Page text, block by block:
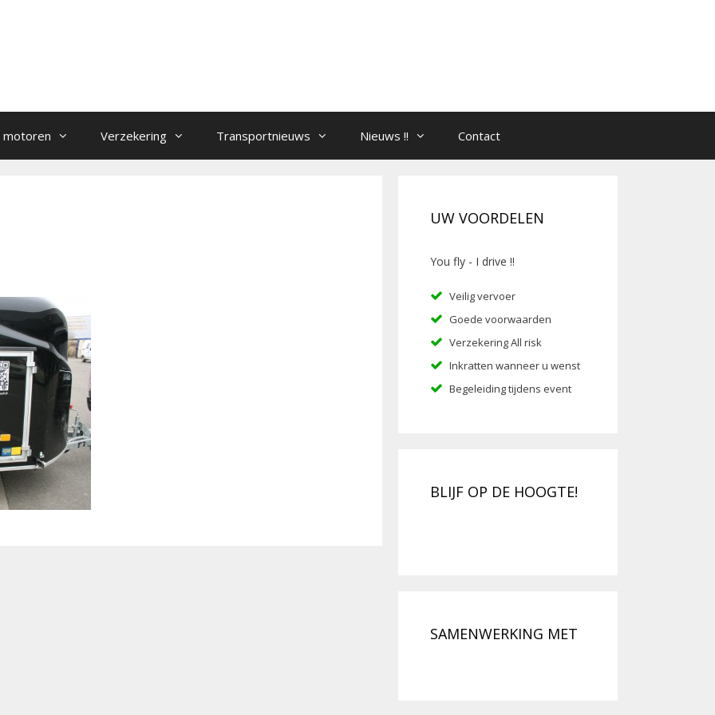
Verzekering Transportnieuws Nieuws !! Contact
UW VOORDELEN
You fly - I drive !!
Veilig vervoer
Goede voorwaarden
Verzekering All risk
Inkratten wanneer u wenst
Begeleiding tijdens event
BLIJF OP DE HOOGTE!
SAMENWERKING MET